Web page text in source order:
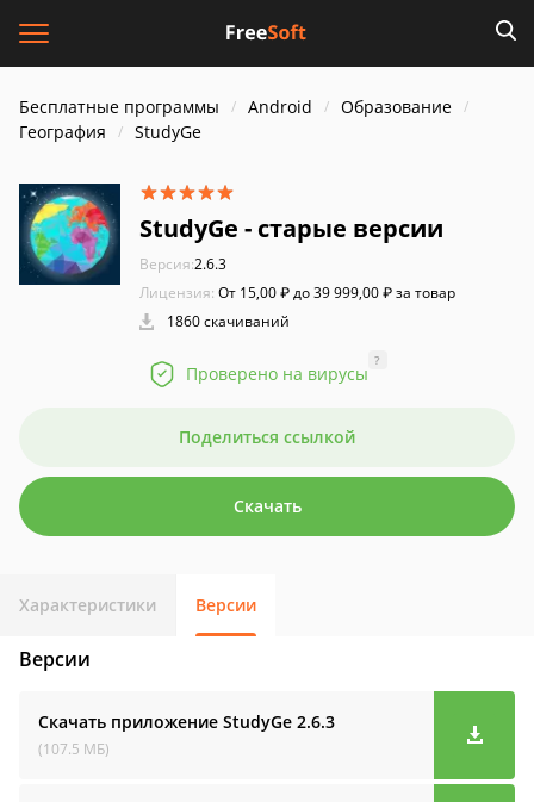
Бесплатные программы Android
Образование
География
StudyGe
StudyGe - старые версии
Версия:2.6.3
Лицензия: От 15,00 ₽ до 39 999,00 ₽ за товар
1860 скачиваний
Проверено на вирусы
?
Поделиться ссылкой
Скачать
Характеристики Версии
Версии
Скачать приложение StudyGe 2.6.3
(107.5 МБ)